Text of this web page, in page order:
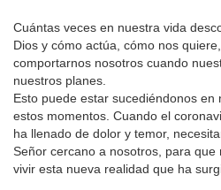
Cuántas veces en nuestra vida
Dios y cómo actúa, cómo nos
comportarnos nosotros cuando
nuestros planes.
Esto puede estar sucediéndonos
estos momentos. Cuando el
ha llenado de dolor y temor,
Señor cercano a nosotros, para
vivir esta nueva realidad que ha